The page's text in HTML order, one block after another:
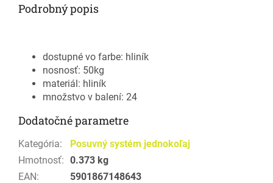
Podrobný popis
dostupné vo farbe: hliník
nosnosť: 50kg
materiál: hliník
množstvo v balení: 24
Dodatočné parametre
Kategória:
Posuvný systém jednokoľaj
Hmotnosť: 0.373 kg
EAN: 5901867148643